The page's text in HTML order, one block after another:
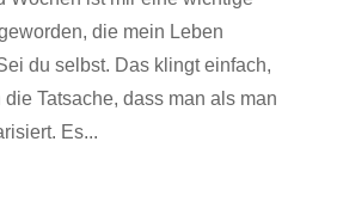
die mein Leben
du selbst. Das klingt einfach,
Tatsache, dass man als man
Es...